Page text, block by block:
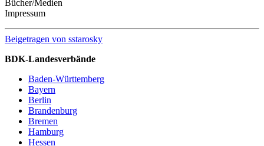
Bücher/Medien
Impressum
Beigetragen von sstarosky
BDK-Landesverbände
Baden-Württemberg
Bayern
Berlin
Brandenburg
Bremen
Hamburg
Hessen